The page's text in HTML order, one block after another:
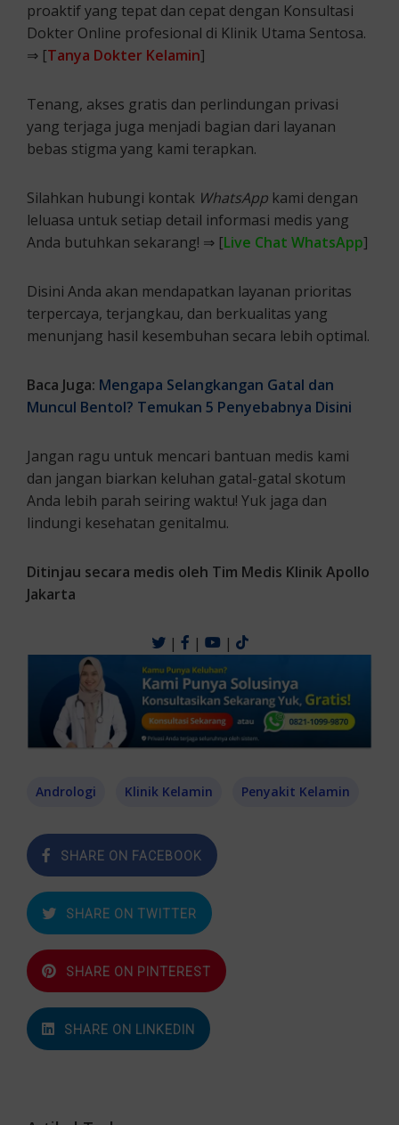
proaktif yang tepat dan cepat dengan Konsultasi
Dokter Online profesional di Klinik Utama Sentosa.
⇒ [Tanya Dokter Kelamin]
Tenang, akses gratis dan perlindungan privasi
yang terjaga juga menjadi bagian dari layanan
bebas stigma yang kami terapkan.
Silahkan hubungi kontak WhatsApp kami dengan
leluasa untuk setiap detail informasi medis yang
Anda butuhkan sekarang! ⇒ [Live Chat WhatsApp]
Disini Anda akan mendapatkan layanan prioritas
terpercaya, terjangkau, dan berkualitas yang
menunjang hasil kesembuhan secara lebih optimal.
Baca Juga: Mengapa Selangkangan Gatal dan
Muncul Bentol? Temukan 5 Penyebabnya Disini
Jangan ragu untuk mencari bantuan medis kami
dan jangan biarkan keluhan gatal-gatal skotum
Anda lebih parah seiring waktu! Yuk jaga dan
lindungi kesehatan genitalmu.
Ditinjau secara medis oleh Tim Medis Klinik Apollo
Jakarta
| | |
Andrologi Klinik Kelamin Penyakit Kelamin
SHARE ON FACEBOOK
SHARE ON TWITTER
SHARE ON PINTEREST
SHARE ON LINKEDIN